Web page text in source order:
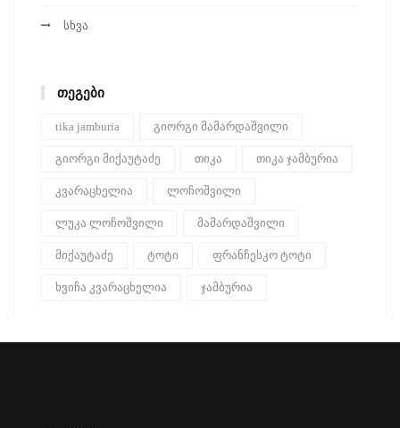
სხვა
ᲗᲔᲒᲔᲑᲘ
tika jamburia გიორგი მამარდაშვილი
გიორგი მიქაუტაძე თიკა თიკა ჯამბურია
კვარაცხელია ლოჩოშვილი
ლუკა ლოჩოშვილი მამარდაშვილი
მიქაუტაძე ტოტი ფრანჩესკო ტოტი
ხვიჩა კვარაცხელია ჯამბურია